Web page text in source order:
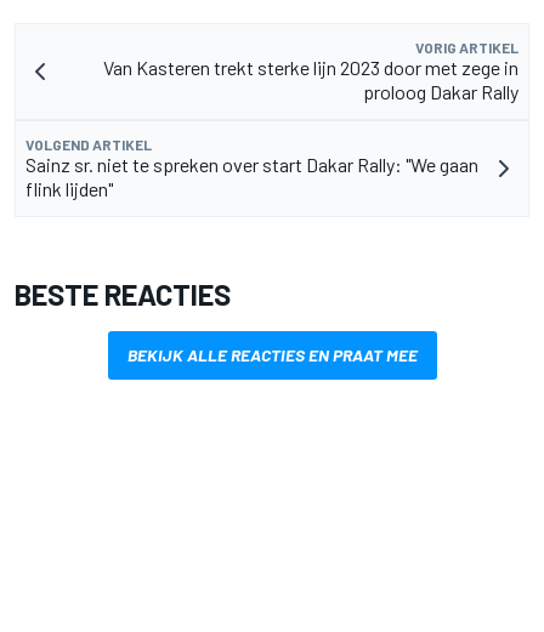
VORIG ARTIKEL
Van Kasteren trekt sterke lijn 2023 door met zege in
proloog Dakar Rally
VOLGEND ARTIKEL
Sainz sr. niet te spreken over start Dakar Rally: "We gaan
flink lijden"
BESTE REACTIES
BEKIJK ALLE REACTIES EN PRAAT MEE